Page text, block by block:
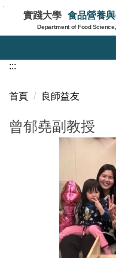
主
內
區
實踐大學 食品營養
Department of Food
:::
首頁 良師益友
曾郁堯副教授